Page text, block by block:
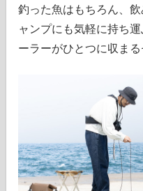
釣った魚はもちろん、
ャンプにも気軽に持ち
ーラーがひとつに収まる